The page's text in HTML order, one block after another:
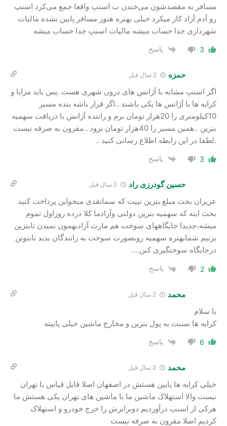
مسافر به مقصدشون می‌خندن ب اسنپ واقعا جمع می‌کرد اسنپ
رو آدم آزاد کار میکرد خیلی بهتره هنوز مسافر پایین نشده مالیات
شهرداری جدا حساب میشه مالیات اسنپ جدا حساب میشه
3 پاسخ
حمزه
اگر اسنپ مشابه با آژانس های درون شهری هست .پس باید مزایا و
کرایه ها با آژانس ها یکی باشند ..اگر قرار باشه بنده مسیر
10کیلومتری را 20هزار تومان برم و راننده آژانس با دریافت سهمیه
بنزین ..همین مسیر را 40هزار تومان برود ..مقرون به صرفه نیست
.لطفا در این رابطه اطلاع رسانی کنید ..
3 پاسخ
حسین گودرزی راد
عزیزان بحث مبلغ بنزین نییت که سمانقدی میخواین پرداخت کنید
بحث اینه که سهمیه بنزین دولتی وآزادما کلا درده روزاول تموم
میشه،جدیدا جایگاههای سوخت هم مارت آزادبهمون نمیدن تابنزین
بزنیم شمابهتره سهمیه روبصورت سوخت به رانندگان بدید تابتونن
درجایگاه سوختگیری کنن….
2 پاسخ
محمد
با سلام
کرایه ها نسبت به پول بنزین و مخارج ماشین خیلی پایینه
6 پاسخ
محمد
خیلی کرایه ها پایین هستش در اصفهان اصلا قابل قیاس با تهران
نیست والا استهلاک ماشین ما با ماشین های تهران یکی هستش ما
هرکی از اسنپ درآوردیم دوبرابرش را خرج خودرو و استهلاک
کردیم اصلا مقرون به صرفه نیست